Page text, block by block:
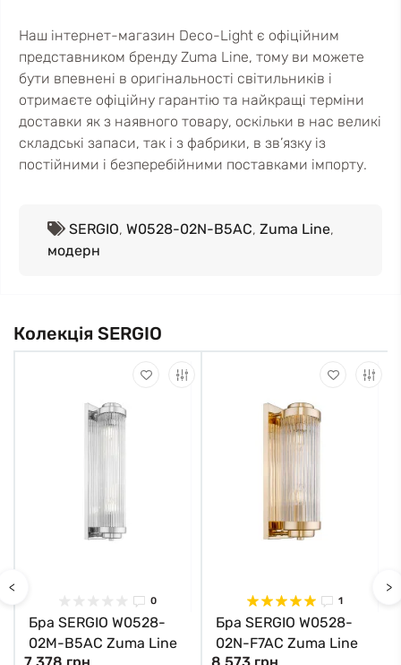
Наш інтернет-магазин Deco-Light є офіційним
представником бренду Zuma Line, тому ви можете
бути впевнені в оригінальності світильників і
отримаєте офіційну гарантію та найкращі терміни
доставки як з наявного товару, оскільки в нас великі
складські запаси, так і з фабрики, в зв’язку із
постійними і безперебійними поставками імпорту.
SERGIO, W0528-02N-B5AC, Zuma Line,
модерн
Колекція SERGIO
<
0
Бра SERGIO W0528-
02M-B5AC Zuma Line
1
Бра SERGIO W0528-
02N-F7AC Zuma Line
>